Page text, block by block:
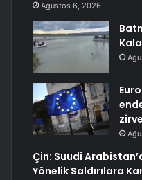
Ağustos 6, 2026
Çin: Suudi
Yönelik Saldırılara